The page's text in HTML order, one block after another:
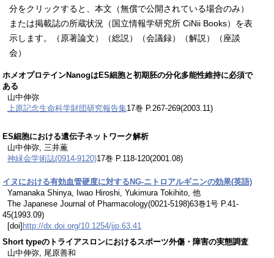
分をクリックすると、本文（無償で公開されている場合のみ）
または掲載誌の所蔵状況（国立情報学研究所 CiNii Books）を表
示します。（原著論文）（総説）（会議録）（解説）（座談
会）
ホメオプロテインNanogはES細胞と初期胚の分化多能性維持に必須で
ある
山中伸弥
上原記念生命科学財団研究報告集17巻 P.267-269(2003.11)
ES細胞における遺伝子ネットワーク解析
山中伸弥, 三井薫
神緑会学術誌(0914-9120)17巻 P.118-120(2001.08)
イヌにおける有効血管硬度に対するNG-ニトロアルギニンの効果(英語)
Yamanaka Shinya, Iwao Hiroshi, Yukimura Tokihito, 他
The Japanese Journal of Pharmacology(0021-5198)63巻1号 P.41-
45(1993.09)
[doi]http://dx.doi.org/10.1254/jjp.63.41
Short typeのトライアスロンにおけるスポーツ外傷・障害の実態調査
山中伸弥, 尾原善和